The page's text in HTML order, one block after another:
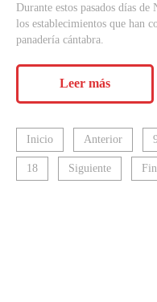
Durante estos pasados días
los establecimientos que han
panadería cántabra.
Leer más
Inicio Anterior
18 Siguiente